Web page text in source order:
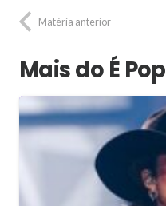
Matéria anterior
Mais do É Pop